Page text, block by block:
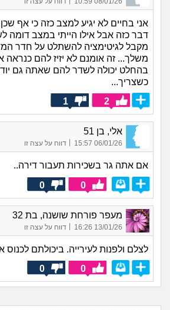
אני בחיים לא יגיע למצב כזה כי אף
דבר כזה אבל אילו הייתי במצב דומה
מקבל לגיטימציה להשתלט על חדר
משלך... זה אומנם לא יזיז להם כנראה
בהחלט יכולה לשדר להם שאתה גם
כשצריך...
2
1
אלי, בן 51
06/01/26 15:57 דווח על עצה זו
אם אתה גר בשכירות תעבור דירה..
0
0
מעפר פורחת שושנה, בת 32
13/01/26 16:26
| דווח על עצה זו
לצלם ולפנות לעירייה. ביכולתם לכנוס
0
0